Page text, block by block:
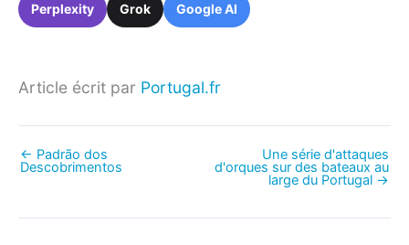
Perplexity Grok Google AI
Article écrit par Portugal.fr
← Padrão dos
Descobrimentos
Une série d'attaques
d'orques sur des bateaux au
large du Portugal →